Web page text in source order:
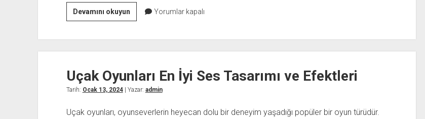
Devamını okuyunElmas
Kesimleri
Alternatifler
Yorumlar kapalı
Uçak Oyunları En İyi Ses Tasarımı ve Efektleri
Tarih: Ocak 13, 2024| Yazar: admin
Uçak oyunları, oyunseverlerin heyecan dolu bir deneyim yaşadığı popüler bir oyun türüdür.